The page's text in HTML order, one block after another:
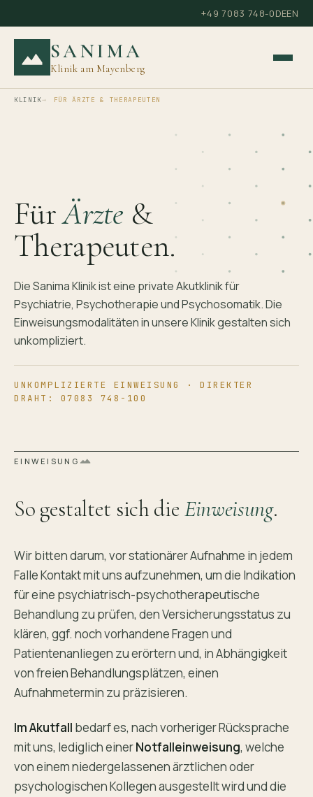
+49 7083 748-0DEEN
SANIMA
Klinik am Mayenberg
KLINIK FÜR ÄRZTE & THERAPEUTEN
FürÄrzte &
Therapeuten.
Die Sanima Klinik ist eine private Akutklinik für
Psychiatrie, Psychotherapie und Psychosomatik. Die
Einweisungsmodalitäten in unsere Klinik gestalten sich
unkompliziert.
UNKOMPLIZIERTE EINWEISUNG · DIREKTER
DRAHT: 07083 748-100
EINWEISUNG
So gestaltet sich die Einweisung.
Wir bitten darum, vor stationärer Aufnahme in jedem
Falle Kontakt mit uns aufzunehmen, um die Indikation
für eine psychiatrisch-psychotherapeutische
Behandlung zu prüfen, den Versicherungsstatus zu
klären, ggf. noch vorhandene Fragen und
Patientenanliegen zu erörtern und, in Abhängigkeit
von freien Behandlungsplätzen, einen
Aufnahmetermin zu präzisieren.
Im Akutfall bedarf es, nach vorheriger Rücksprache
mit uns, lediglich einerNotfalleinweisung, welche
von einem niedergelassenen ärztlichen oder
psychologischen Kollegen ausgestellt wird und die